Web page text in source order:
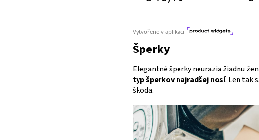
Šperky
Elegantné šperky neurazia žiadnu
typ šperkov najradšej nosí. Len tak
škoda.